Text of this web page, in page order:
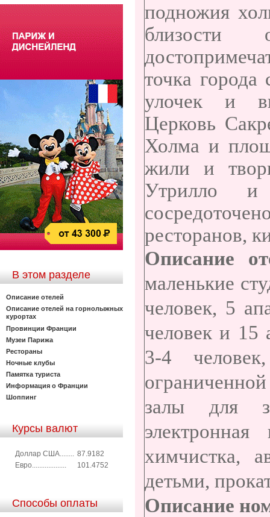
В этом разделе
Описание отелей
Описание отелей на горнолыжных
курортах
Провинции Франции
Музеи Парижа
Рестораны
Ночные клубы
Памятка туриста
Информация о Франции
Шоппинг
Курсы валют
Доллар США........ 87.9182
Евро...................
101.4752
Способы оплаты
подножия
близости
точка
улочек и
Церковь
Холма и
жили и
Утрилло и
ресторанов,
Описание
маленькие
человек, 5
человек и 15
3-4
залы для
химчистка,
детьми,
Описание